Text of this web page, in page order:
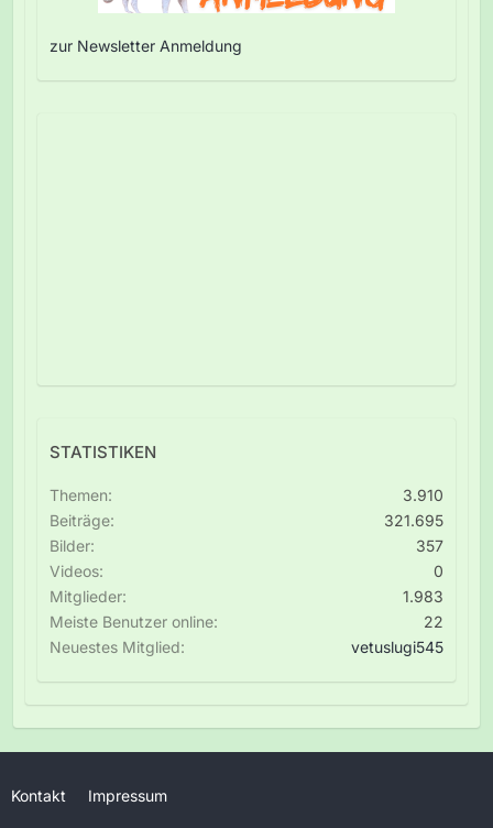
zur Newsletter Anmeldung
STATISTIKEN
Themen
3.910
Beiträge
321.695
Bilder
357
Videos
0
Mitglieder
1.983
Meiste Benutzer online
22
Neuestes Mitglied
vetuslugi545
Kontakt Impressum